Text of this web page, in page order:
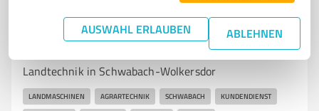
AUSWAHL ERLAUBEN ABLEHNEN
GÖTZ Landmaschinen
GÖTZ Landmaschinen – Ihr Partner für moderne
Landtechnik in Schwabach-Wolkersdor
LANDMASCHINEN AGRARTECHNIK SCHWABACH KUNDENDIENST